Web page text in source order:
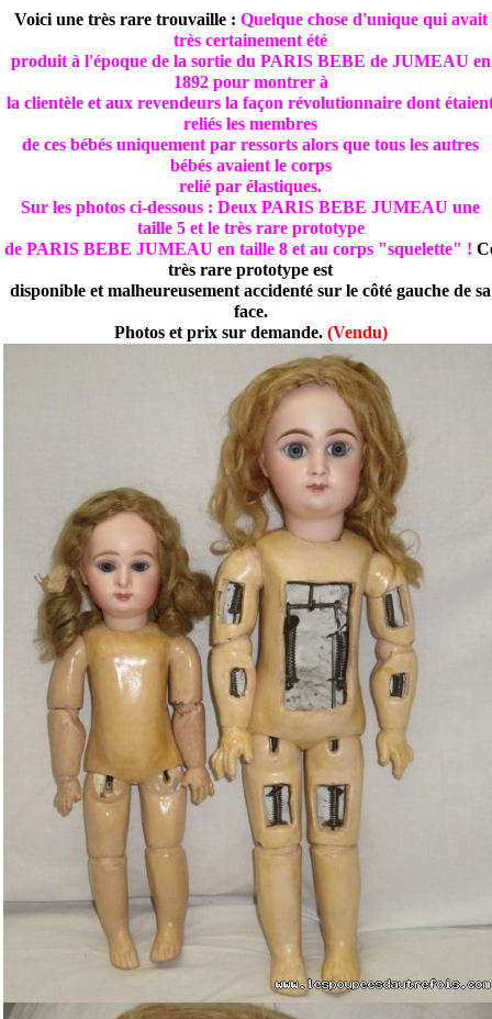
Voici une très rare trouvaille : Quelque chose d'unique qui avait
très certainement été
produit à l'époque de la sortie du PARIS BEBE de JUMEAU en
1892 pour montrer à
la clientèle et aux revendeurs la façon révolutionnaire dont
reliés les membres
de ces bébés uniquement par ressorts alors que tous les autres
bébés avaient le corps
relié par élastiques.
Sur les photos ci-dessous : Deux PARIS BEBE JUMEAU une
taille 5 et le très rare prototype
de PARIS BEBE JUMEAU en taille 8 et au corps "squelette" !
très rare prototype est
disponible et malheureusement accidenté sur le côté gauche de sa
face.
Photos et prix sur demande.(Vendu)